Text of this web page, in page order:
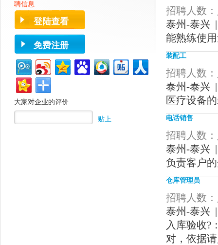
聘信息
登陆查看
免费注册
大家对企业的评价
贴上
招聘人数
泰州-泰兴
能熟练使
装配工
招聘人数
泰州-泰兴
医疗设备
电话销售
招聘人数
泰州-泰兴
负责客户
仓库管理员
招聘人数
泰州-泰兴
入库验收?
对，依据